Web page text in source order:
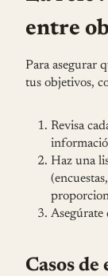
entre
Para asegurar
tus objetivos,
Revisa
Haz una
Asegúrate
Casos